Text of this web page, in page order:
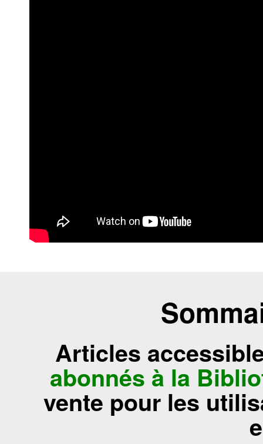
Articles
abonnés à la
vente pour les